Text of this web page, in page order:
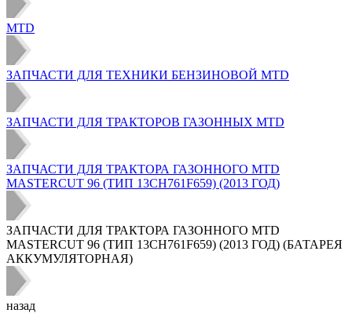
MTD
ЗАПЧАСТИ ДЛЯ ТЕХНИКИ БЕНЗИНОВОЙ MTD
ЗАПЧАСТИ ДЛЯ ТРАКТОРОВ ГАЗОННЫХ MTD
ЗАПЧАСТИ ДЛЯ ТРАКТОРА ГАЗОННОГО MTD
MASTERCUT 96 (ТИП 13CH761F659) (2013 ГОД)
ЗАПЧАСТИ ДЛЯ ТРАКТОРА ГАЗОННОГО MTD
MASTERCUT 96 (ТИП 13CH761F659) (2013 ГОД) (БАТАРЕЯ
АККУМУЛЯТОРНАЯ)
назад